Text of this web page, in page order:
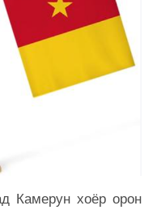
Камерун хоёр орон